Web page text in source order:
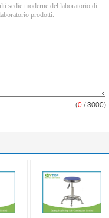
(0 / 3000)